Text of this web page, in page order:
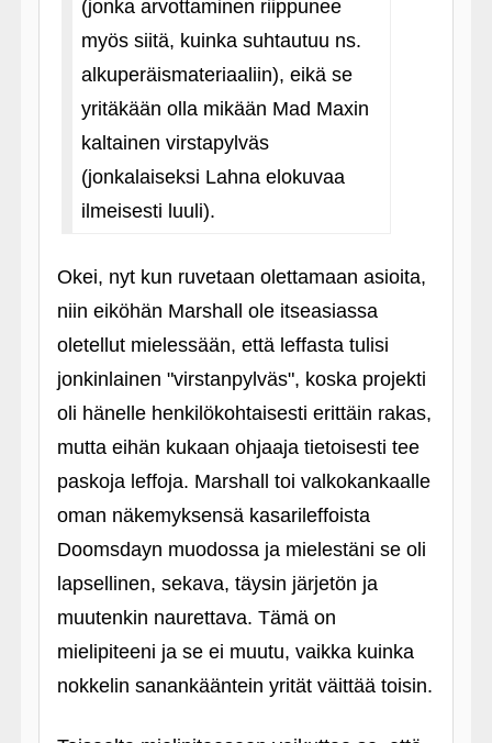
(jonka arvottaminen riippunee
myös siitä, kuinka suhtautuu ns.
alkuperäismateriaaliin), eikä se
yritäkään olla mikään Mad Maxin
kaltainen virstapylväs
(jonkalaiseksi Lahna elokuvaa
ilmeisesti luuli).
Okei, nyt kun ruvetaan olettamaan asioita,
niin eiköhän Marshall ole itseasiassa
oletellut mielessään, että leffasta tulisi
jonkinlainen "virstanpylväs", koska projekti
oli hänelle henkilökohtaisesti erittäin rakas,
mutta eihän kukaan ohjaaja tietoisesti tee
paskoja leffoja. Marshall toi valkokankaalle
oman näkemyksensä kasarileffoista
Doomsdayn muodossa ja mielestäni se oli
lapsellinen, sekava, täysin järjetön ja
muutenkin naurettava. Tämä on
mielipiteeni ja se ei muutu, vaikka kuinka
nokkelin sanankääntein yrität väittää toisin.